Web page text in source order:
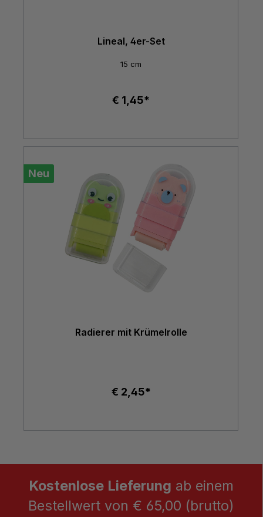
Lineal, 4er-Set
15 cm
€ 1,45*
Neu
Radierer mit Krümelrolle
€ 2,45*
Kostenlose Lieferung ab einem
Bestellwert von € 65,00 (brutto)